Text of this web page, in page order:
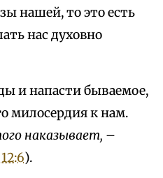
нашей, то это есть
нас духовно
и напасти бываемое,
милосердия к нам.
наказывает, –
).